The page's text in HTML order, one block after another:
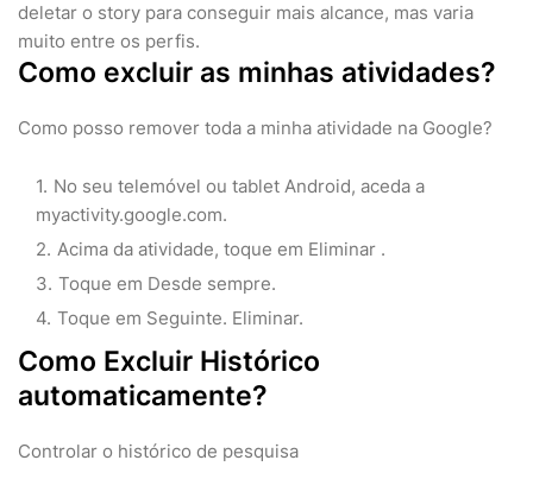
deletar o story para conseguir mais alcance, mas varia
muito entre os perfis.
Como excluir as minhas atividades?
Como posso remover toda a minha atividade na Google?
No seu telemóvel ou tablet Android, aceda a
myactivity.google.com.
Acima da atividade, toque em Eliminar .
Toque em Desde sempre.
Toque em Seguinte. Eliminar.
Como Excluir Histórico
automaticamente?
Controlar o histórico de pesquisa